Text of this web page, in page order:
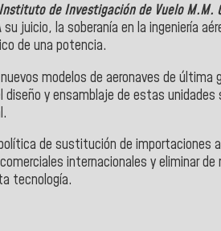
Instituto de Investigación de Vuelo M.M.
juicio, la soberanía en la ingeniería
de una potencia.
modelos de aeronaves de última
y ensamblaje de estas unidades
de sustitución de importaciones
internacionales y eliminar de
tecnología.